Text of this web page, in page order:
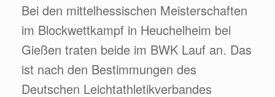
Bei den mittelhessischen Meisterschaften
im Blockwettkampf in Heuchelheim bei
Gießen traten beide im BWK Lauf an. Das
ist nach den Bestimmungen des
Deutschen Leichtathletikverbandes